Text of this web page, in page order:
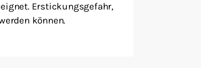
Erstickungsgefahr,
können.